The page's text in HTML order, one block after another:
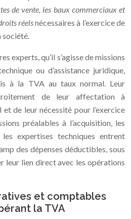
de vente, les baux commerciaux et
réelsnécessaires à l’exercice de
société.
experts, qu’il s’agisse de missions
ou d’assistance juridique,
à la TVA au taux normal. Leur
de leur affectation à
et de leur nécessité pour l’exercice
préalables à l’acquisition, les
expertises techniques entrent
des dépenses déductibles, sous
leur lien direct avec les opérations
et comptables
la TVA